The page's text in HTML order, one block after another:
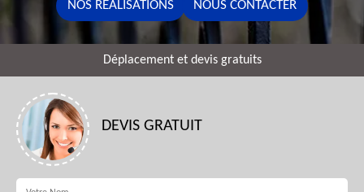
NOS RÉALISATIONS NOUS CONTACTER
Déplacement et devis gratuits
DEVIS GRATUIT